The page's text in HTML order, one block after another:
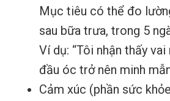
Mục tiêu có thể đo
sau bữa trưa, trong 5
Ví dụ: “Tôi nhận thấy
đầu óc trở nên minh
Cảm xúc (phần sức